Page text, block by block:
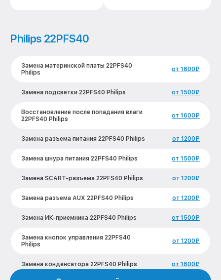
Philips 22PFS40
Замена материнской платы 22PFS40
Philips
от 1600₽
Замена подсветки 22PFS40 Philips от 1500₽
Восстановление после попадания влаги
22PFS40 Philips
от 1600₽
Замена разъема питания 22PFS40 Philips от 1200₽
Замена шнура питания 22PFS40 Philips от 1500₽
Замена SCART-разъема 22PFS40 Philips от 1200₽
Замена разъема AUX 22PFS40 Philips от 1200₽
Замена ИК-приемника 22PFS40 Philips от 1500₽
Замена кнопок управления 22PFS40
Philips
от 1200₽
Замена конденсатора 22PFS40 Philips от 1600₽